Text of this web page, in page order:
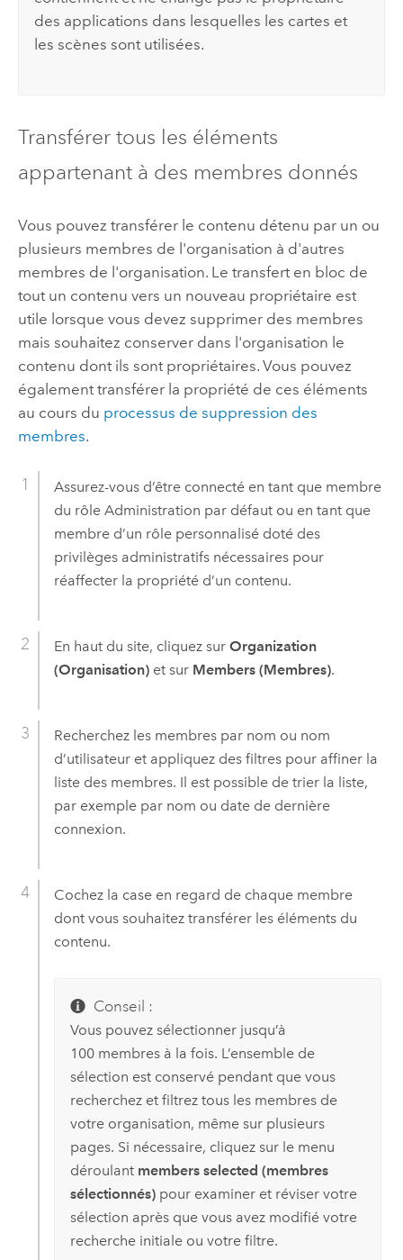
des applications dans lesquelles les cartes et
les scènes sont utilisées.
Transférer tous les éléments
appartenant à des membres donnés
Vous pouvez transférer le contenu détenu par un ou
plusieurs membres de l'organisation à d'autres
membres de l'organisation. Le transfert en bloc de
tout un contenu vers un nouveau propriétaire est
utile lorsque vous devez supprimer des membres
mais souhaitez conserver dans l'organisation le
contenu dont ils sont propriétaires. Vous pouvez
également transférer la propriété de ces éléments
au cours du processus de suppression des
membres.
Assurez-vous d’être connecté en tant que membre
du rôle Administration par défaut ou en tant que
membre d’un rôle personnalisé doté des
privilèges administratifs nécessaires pour
réaffecter la propriété d’un contenu.
En haut du site, cliquez sur Organization
(Organisation)et sur Members (Membres).
Recherchez les membres par nom ou nom
d’utilisateur et appliquez des filtres pour affiner la
liste des membres. Il est possible de trier la liste,
par exemple par nom ou date de dernière
connexion.
Cochez la case en regard de chaque membre
dont vous souhaitez transférer les éléments du
contenu.
Conseil :
Vous pouvez sélectionner jusqu’à
100 membres à la fois. L’ensemble de
sélection est conservé pendant que vous
recherchez et filtrez tous les membres de
votre organisation, même sur plusieurs
pages. Si nécessaire, cliquez sur le menu
déroulant members selected (membres
sélectionnés)pour examiner et réviser votre
sélection après que vous avez modifié votre
recherche initiale ou votre filtre.